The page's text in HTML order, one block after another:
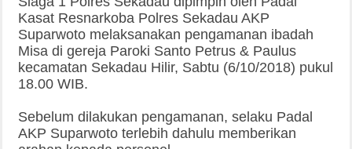
Kasat Resnarkoba Polres Sekadau AKP
Suparwoto melaksanakan pengamanan ibadah
Misa di gereja Paroki Santo Petrus & Paulus
kecamatan Sekadau Hilir, Sabtu (6/10/2018) pukul
18.00 WIB.
Sebelum dilakukan pengamanan, selaku Padal
AKP Suparwoto terlebih dahulu memberikan